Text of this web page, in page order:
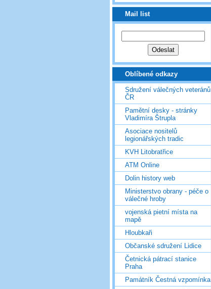
Mail list
Oblíbené odkazy
Sdružení válečných veteránů
ČR
Pamětní desky - stránky
Vladimíra Štrupla
Asociace nositelů
legionářských tradic
KVH Litobratřice
ATM Online
Dolin history web
Ministerstvo obrany - péče o
válečné hroby
vojenská pietní místa na
mapě
Hloubkaři
Občanské sdružení Lidice
Četnická pátrací stanice
Praha
Památník Čestná vzpomínka